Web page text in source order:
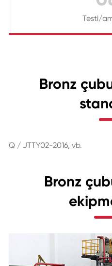
Testi/
Bronz
Q / JTTY02-2016, vb.
Bronz